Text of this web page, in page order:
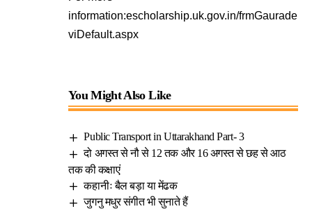
information:escholarship.uk.gov.in/frmGaurade
viDefault.aspx
You Might Also Like
Public Transport in Uttarakhand Part- 3
दो अगस्त से नौ से 12 तक और 16 अगस्त से छह से आठ
तक की कक्षाएं
कहानीः बैल बड़ा या मेंढक
जुगनु मधुर संगीत भी सुनाते हैं